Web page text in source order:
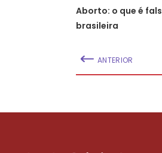
Aborto: o que é
brasileira
ANTERIOR